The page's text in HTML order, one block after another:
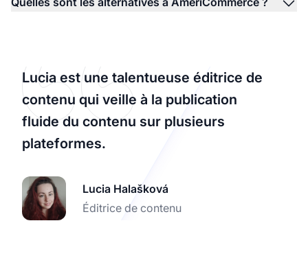
Lucia est une talentueuse éditrice de
contenu qui veille à la publication
fluide du contenu sur plusieurs
plateformes.
Lucia Halašková
Éditrice de contenu